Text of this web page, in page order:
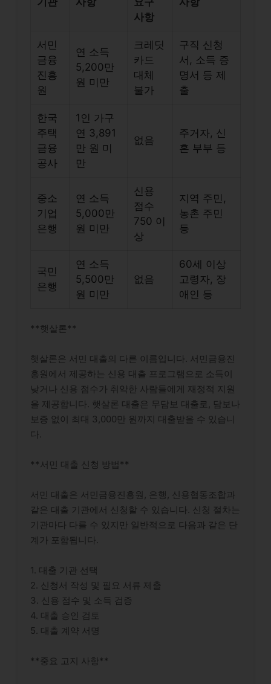
사항
서민
금융
진흥
원
연 소득
5,200만
원 미만
크레딧
카드
대체
불가
구직 신청
서, 소득 증
명서 등 제
출
한국
주택
금융
공사
1인 가구
연 3,891
만 원 미
만
없음
주거자, 신
혼 부부 등
중소
기업
은행
연 소득
5,000만
원 미만
신용
점수
750 이
상
지역 주민,
농촌 주민
등
국민
은행
연 소득
5,500만
원 미만
없음
60세 이상
고령자, 장
애인 등
**햇살론**
햇살론은 서민 대출의 다른 이름입니다. 서민금융진
흥원에서 제공하는 신용 대출 프로그램으로 소득이
낮거나 신용 점수가 취약한 사람들에게 재정적 지원
을 제공합니다. 햇살론 대출은 무담보 대출로, 담보나
보증 없이 최대 3,000만 원까지 대출받을 수 있습니
다.
**서민 대출 신청 방법**
서민 대출은 서민금융진흥원, 은행, 신용협동조합과
같은 대출 기관에서 신청할 수 있습니다. 신청 절차는
기관마다 다를 수 있지만 일반적으로 다음과 같은 단
계가 포함됩니다.
1. 대출 기관 선택
2. 신청서 작성 및 필요 서류 제출
3. 신용 점수 및 소득 검증
4. 대출 승인 검토
5. 대출 계약 서명
**중요 고지 사항**